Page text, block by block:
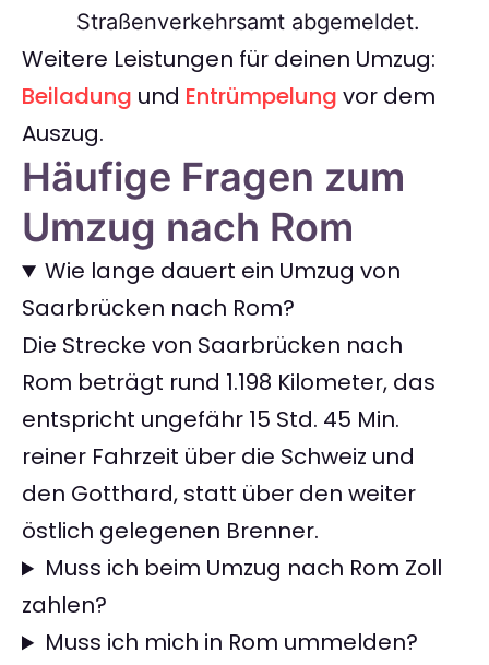
Straßenverkehrsamt abgemeldet.
Weitere Leistungen für deinen Umzug:
Beiladung und Entrümpelung vor dem
Auszug.
Häufige Fragen zum
Umzug nach Rom
Wie lange dauert ein Umzug von
Saarbrücken nach Rom?
Die Strecke von Saarbrücken nach
Rom beträgt rund 1.198 Kilometer, das
entspricht ungefähr 15 Std. 45 Min.
reiner Fahrzeit über die Schweiz und
den Gotthard, statt über den weiter
östlich gelegenen Brenner.
Muss ich beim Umzug nach Rom Zoll
zahlen?
Muss ich mich in Rom ummelden?